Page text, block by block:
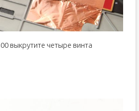
выкрутите четыре винта